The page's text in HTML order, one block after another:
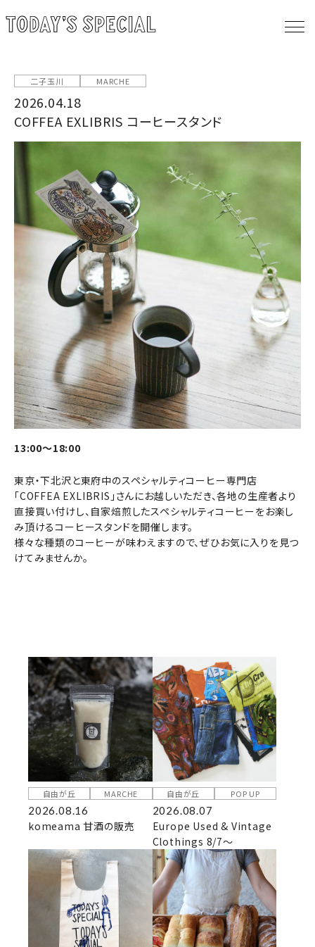
二子玉川 MARCHE
2026.04.18
COFFEA EXLIBRIS コーヒースタンド
13:00～18:00
東京・下北沢と東府中のスペシャルティコーヒー専門店
「COFFEA EXLIBRIS」さんにお越しいただき、各地の生産者より
直接買い付けし、自家焙煎したスペシャルティコーヒーをお楽し
み頂けるコーヒースタンドを開催します。
様々な種類のコーヒーが味わえますので、ぜひお気に入りを見つ
けてみませんか。
自由が丘 MARCHE
2026.08.16
komeama 甘酒の販売
自由が丘 POP UP
2026.08.07
Europe Used & Vintage
Clothings 8/7～